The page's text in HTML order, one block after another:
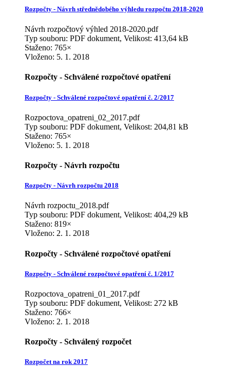
Rozpočty - Návrh střednědobého výhledu rozpočtu 2018-2020
Návrh rozpočtový výhled 2018-2020.pdf
Typ souboru: PDF dokument, Velikost: 413,64 kB
Staženo: 765×
Vloženo: 5. 1. 2018
Rozpočty - Schválené rozpočtové opatření
Rozpočty - Schválené rozpočtové opatření č. 2/2017
Rozpoctova_opatreni_02_2017.pdf
Typ souboru: PDF dokument, Velikost: 204,81 kB
Staženo: 765×
Vloženo: 5. 1. 2018
Rozpočty - Návrh rozpočtu
Rozpočty - Návrh rozpočtu 2018
Návrh rozpoctu_2018.pdf
Typ souboru: PDF dokument, Velikost: 404,29 kB
Staženo: 819×
Vloženo: 2. 1. 2018
Rozpočty - Schválené rozpočtové opatření
Rozpočty - Schválené rozpočtové opatření č. 1/2017
Rozpoctova_opatreni_01_2017.pdf
Typ souboru: PDF dokument, Velikost: 272 kB
Staženo: 766×
Vloženo: 2. 1. 2018
Rozpočty - Schválený rozpočet
Rozpočet na rok 2017